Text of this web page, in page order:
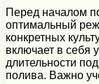
Перед началом
оптимальный
конкретных
включает в себя
длительности
полива. Важно